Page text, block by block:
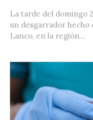
La tarde del domingo
un desgarrador hecho
Lanco, en la región...